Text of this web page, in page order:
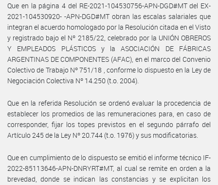
Que en la página 4 del RE-2021-104530756-APN-DGD#MT del EX-
2021-104530920- -APN-DGD#MT obran las escalas salariales que
integran el acuerdo homologado por la Resolución citada en el Visto
y registrado bajo el Nº 2185/22, celebrado por la UNIÓN OBREROS
Y EMPLEADOS PLÁSTICOS y la ASOCIACIÓN DE FÁBRICAS
ARGENTINAS DE COMPONENTES (AFAC), en el marco del Convenio
Colectivo de Trabajo Nº 751/18 , conforme lo dispuesto en la Ley de
Negociación Colectiva Nº 14.250 (t.o. 2004).
Que en la referida Resolución se ordenó evaluar la procedencia de
establecer los promedios de las remuneraciones para, en caso de
corresponder, fijar los topes previstos en el segundo párrafo del
Artículo 245 de la Ley Nº 20.744 (t.o. 1976) y sus modificatorias.
Que en cumplimiento de lo dispuesto se emitió el informe técnico IF-
2022-85113646-APN-DNRYRT#MT, al cual se remite en orden a la
brevedad, donde se indican las constancias y se explicitan los